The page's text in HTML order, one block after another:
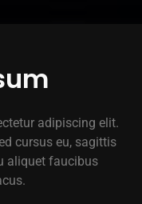
adipiscing elit.
cursus eu, sagittis
aliquet faucibus